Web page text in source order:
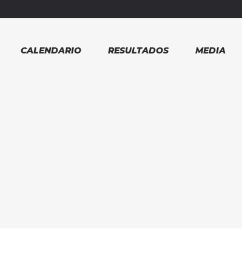
CALENDARIO RESULTADOS MEDIA